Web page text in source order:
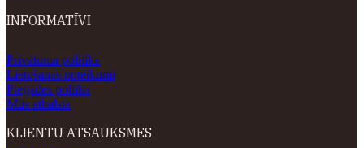
INFORMATĪVI
Privātuma politika
Lietošanas noteikumi
Piegādes poltika
Mūs atbalsta
KLIENTU ATSAUKSMES